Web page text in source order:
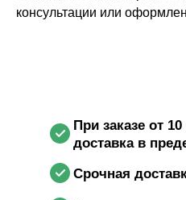
консультации или
При заказе от
доставка в
Срочная